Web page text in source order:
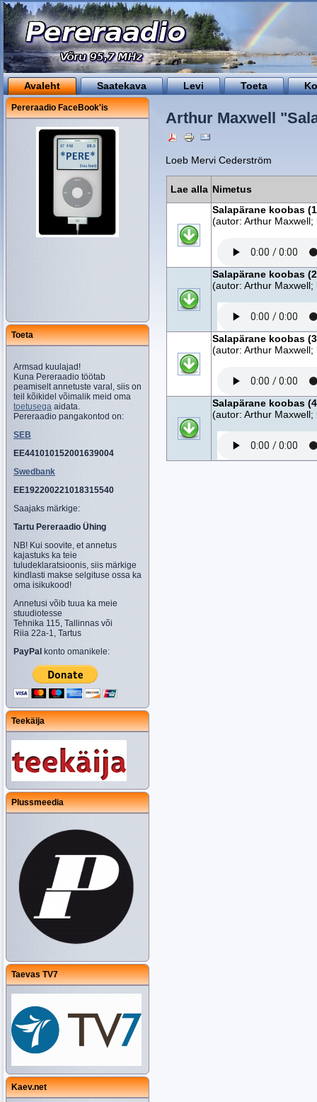
Avaleht Saatekava Levi Toeta
Pereraadio FaceBook'is
Toeta
Armsad kuulajad!
Kuna Pereraadio töötab
peamiselt annetuste varal, siis on
teil kõikidel võimalik meid oma
toetusega aidata.
Pereraadio pangakontod on:
SEB
EE441010152001639004
Swedbank
EE192200221018315540
Saajaks märkige:
Tartu Pereraadio Ühing
NB! Kui soovite, et annetus
kajastuks ka teie
tuludeklaratsioonis, siis märkige
kindlasti makse selgituse ossa ka
oma isikukood!
Annetusi võib tuua ka meie
stuudiotesse
Tehnika 115, Tallinnas või
Riia 22a-1, Tartus
PayPal konto omanikele:
Teekäija
Plussmeedia
Taevas TV7
Kaev.net
Arthur Maxwell
Loeb Mervi Cederström
Lae alla Nimetus
Salapärane koobas
(autor: Arthur
Salapärane koobas
(autor: Arthur
Salapärane koobas
(autor: Arthur
Salapärane koobas
(autor: Arthur